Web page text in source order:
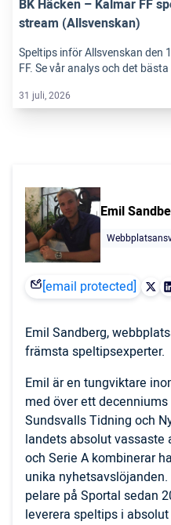
BK Häcken – Kalmar FF
stream (Allsvenskan)
Speltips inför Allsvenskan den
FF. Se vår analys och det
31 juli, 2026
Emil
[email protected]
Emil Sandberg,
främsta speltipsexperter.
Emil är en tungviktare
med över ett
Sundsvalls Tidning och
landets absolut vassaste
och Serie A kombinerar
unika
pelare på Sportal sedan
leverera speltips i